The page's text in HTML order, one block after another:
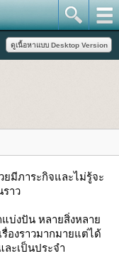
มีภาระกิจและไม่รู้จะ
ราว
แบ่งปัน หลายสิ่งหลา
รื่องราวมากมายแต่ได้
ะเป็นประจำ